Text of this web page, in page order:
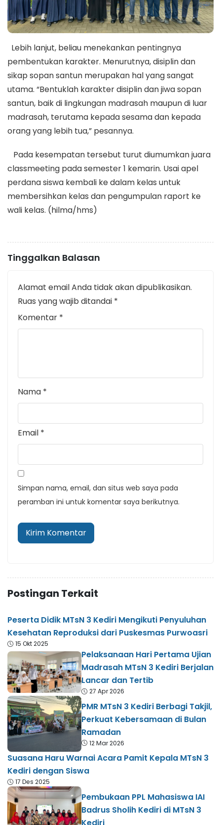
Lebih lanjut, beliau menekankan pentingnya
pembentukan karakter. Menurutnya, disiplin dan
sikap sopan santun merupakan hal yang sangat
utama. “Bentuklah karakter disiplin dan jiwa sopan
santun, baik di lingkungan madrasah maupun di luar
madrasah, terutama kepada sesama dan kepada
orang yang lebih tua,” pesannya.
Pada kesempatan tersebut turut diumumkan juara
classmeeting pada semester 1 kemarin. Usai apel
perdana siswa kembali ke dalam kelas untuk
membersihkan kelas dan pengumpulan raport ke
wali kelas. (hilma/hms)
Tinggalkan Balasan
Alamat email Anda tidak akan dipublikasikan.
Ruas yang wajib ditandai *
Komentar *
Nama *
Email *
Simpan nama, email, dan situs web saya pada
peramban ini untuk komentar saya berikutnya.
Postingan Terkait
Peserta Didik MTsN 3 Kediri Mengikuti Penyuluhan
Kesehatan Reproduksi dari Puskesmas Purwoasri
15 Okt 2025
Pelaksanaan Hari Pertama Ujian
Madrasah MTsN 3 Kediri Berjalan
Lancar dan Tertib
27 Apr 2026
PMR MTsN 3 Kediri Berbagi Takjil,
Perkuat Kebersamaan di Bulan
Ramadan
12 Mar 2026
Suasana Haru Warnai Acara Pamit Kepala MTsN 3
Kediri dengan Siswa
17 Des 2025
Pembukaan PPL Mahasiswa IAI
Badrus Sholih Kediri di MTsN 3
Kediri